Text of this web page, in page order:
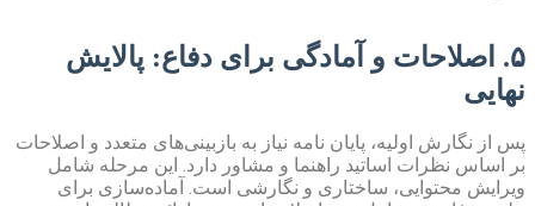
۵. اصلاحات و آمادگی برای دفاع: پالایش
نهایی
پس از نگارش اولیه، پایان نامه نیاز به بازبینی‌های متعدد و اصلاحات
بر اساس نظرات اساتید راهنما و مشاور دارد. این مرحله شامل
ویرایش محتوایی، ساختاری و نگارشی است. آماده‌سازی برای